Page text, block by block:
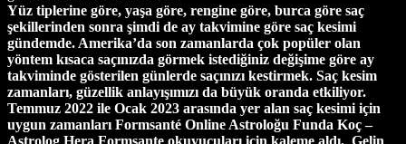
Yüz tiplerine göre, yaşa göre, rengine göre, burca göre saç
şekillerinden sonra şimdi de ay takvimine göre saç kesimi
gündemde. Amerika’da son zamanlarda çok popüler olan
yöntem kısaca saçınızda görmek istediğiniz değişime göre ay
takviminde gösterilen günlerde saçınızı kestirmek. Saç kesim
zamanları, güzellik anlayışımızı da büyük oranda etkiliyor.
Temmuz 2022 ile Ocak 2023 arasında yer alan saç kesimi için
uygun zamanları Formsanté Online Astroloğu Funda Koç –
Astrolog Hera Formsante okuyucuları için kaleme aldı. Gelin